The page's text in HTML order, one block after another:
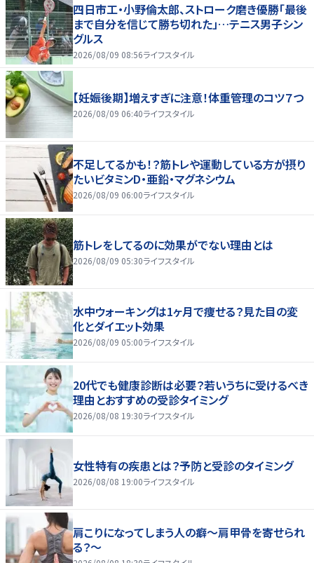
四日市工・小野倫太郎、ストローク磨き優勝「最後
まで自分を信じて勝ち切れた」…テニス男子シン
グルス
2026/08/09 08:56ライフスタイル
【妊娠後期】増えすぎに注意！体重管理のコツ７つ
2026/08/09 06:40ライフスタイル
不足してるかも！？筋トレや運動している方が摂り
たいビタミンD・亜鉛・マグネシウム
2026/08/09 06:00ライフスタイル
筋トレをしてるのに効果がでない理由とは
2026/08/09 05:30ライフスタイル
水中ウォーキングは1ヶ月で痩せる？見た目の変
化とダイエット効果
2026/08/09 05:00ライフスタイル
20代でも健康診断は必要？若いうちに受けるべき
理由とおすすめの受診タイミング
2026/08/08 19:30ライフスタイル
女性特有の疾患とは？予防と受診のタイミング
2026/08/08 19:00ライフスタイル
肩こりになってしまう人の癖～肩甲骨を寄せられ
る？～